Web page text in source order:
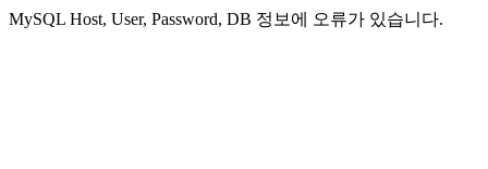
MySQL Host, User, Password, DB 정보에 오류가 있습니다.